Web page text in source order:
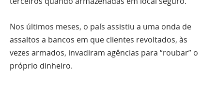
Nos últimos meses, o país assistiu a uma onda de
assaltos a bancos em que clientes revoltados, às
vezes armados, invadiram agências para “roubar” o
próprio dinheiro.